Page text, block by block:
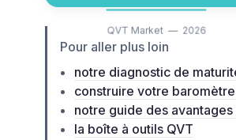
QVT Market — 2026
Pour aller plus loin
notre diagnostic de
construire votre
notre guide des
la boîte à outils QVT